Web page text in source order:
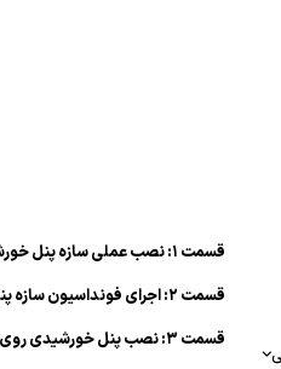
قسمت ۱: نصب عملی سازه پنل خورشیدی
قسمت ۲: اجرای فونداسیون سازه پنل خورشیدی
قسمت ۳: نصب پنل خورشیدی روی سازه